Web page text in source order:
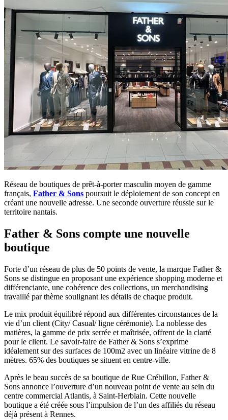
Réseau de boutiques de prêt-à-porter masculin moyen de gamme
français, Father & Sons poursuit le déploiement de son concept en
créant une nouvelle adresse. Une seconde ouverture réussie sur le
territoire nantais.
Father & Sons compte une nouvelle
boutique
Forte d’un réseau de plus de 50 points de vente, la marque Father &
Sons se distingue en proposant une expérience shopping moderne et
différenciante, une cohérence des collections, un merchandising
travaillé par thème soulignant les détails de chaque produit.
Le mix produit équilibré répond aux différentes circonstances de la
vie d’un client (City/ Casual/ ligne cérémonie). La noblesse des
matières, la gamme de prix serrée et maîtrisée, offrent de la clarté
pour le client. Le savoir-faire de Father & Sons s’exprime
idéalement sur des surfaces de 100m2 avec un linéaire vitrine de 8
mètres. 65% des boutiques se situent en centre-ville.
Après le beau succès de sa boutique de Rue Crébillon, Father &
Sons annonce l’ouverture d’un nouveau point de vente au sein du
centre commercial Atlantis, à Saint-Herblain. Cette nouvelle
boutique a été créée sous l’impulsion de l’un des affiliés du réseau
déjà présent à Rennes.